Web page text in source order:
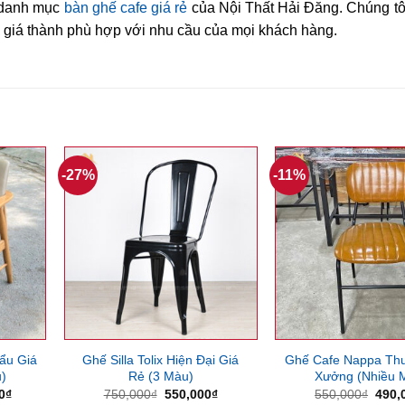
mục bàn ghế cafe giá rẻ của Nội Thất Hải Đăng. Chúng
thành phù hợp với nhu cầu của mọi khách hàng.
Giá
₫Giá
-27%
Ghế Silla Tolix Hiện Đại Giá
Rẻ (3 Màu)
750,000₫ Giá
550,000₫Giá
-11%
Ghế Cafe Nappa
Xưởng (Nhiều
550,000₫ Giá